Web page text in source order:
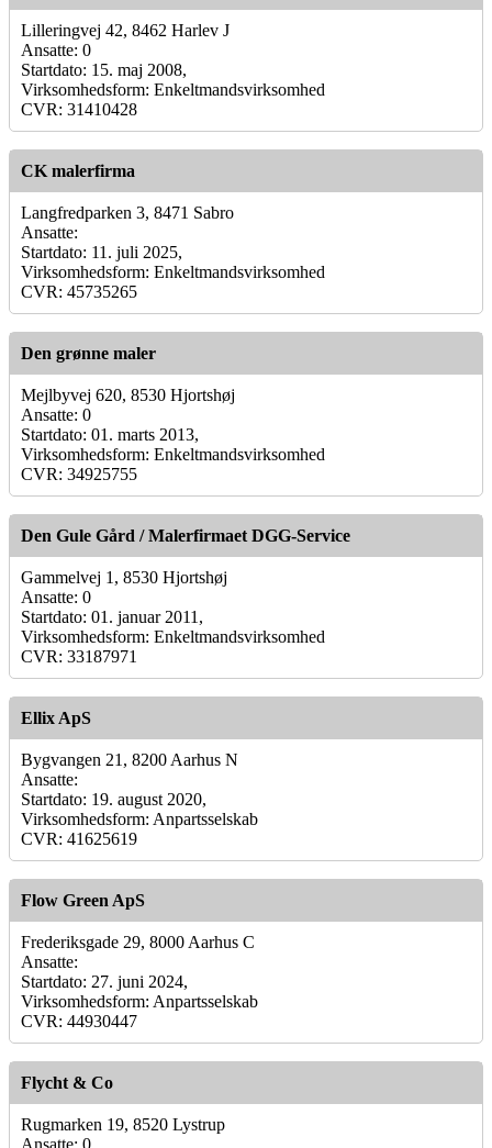
Lilleringvej 42, 8462 Harlev J
Ansatte: 0
Startdato: 15. maj 2008,
Virksomhedsform: Enkeltmandsvirksomhed
CVR: 31410428
CK malerfirma
Langfredparken 3, 8471 Sabro
Ansatte:
Startdato: 11. juli 2025,
Virksomhedsform: Enkeltmandsvirksomhed
CVR: 45735265
Den grønne maler
Mejlbyvej 620, 8530 Hjortshøj
Ansatte: 0
Startdato: 01. marts 2013,
Virksomhedsform: Enkeltmandsvirksomhed
CVR: 34925755
Den Gule Gård / Malerfirmaet DGG-Service
Gammelvej 1, 8530 Hjortshøj
Ansatte: 0
Startdato: 01. januar 2011,
Virksomhedsform: Enkeltmandsvirksomhed
CVR: 33187971
Ellix ApS
Bygvangen 21, 8200 Aarhus N
Ansatte:
Startdato: 19. august 2020,
Virksomhedsform: Anpartsselskab
CVR: 41625619
Flow Green ApS
Frederiksgade 29, 8000 Aarhus C
Ansatte:
Startdato: 27. juni 2024,
Virksomhedsform: Anpartsselskab
CVR: 44930447
Flycht & Co
Rugmarken 19, 8520 Lystrup